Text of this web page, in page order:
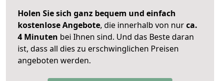
Holen Sie sich ganz bequem und einfach
kostenlose Angebote, die innerhalb von nurca.
4 Minuten bei Ihnen sind. Und das Beste daran
ist, dass all dies zu erschwinglichen Preisen
angeboten werden.